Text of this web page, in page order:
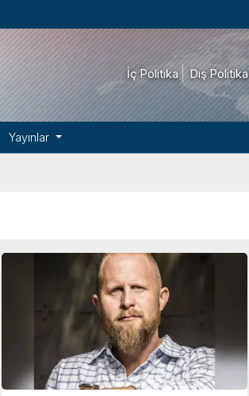
İç Politika Dış Politika
Yayınlar